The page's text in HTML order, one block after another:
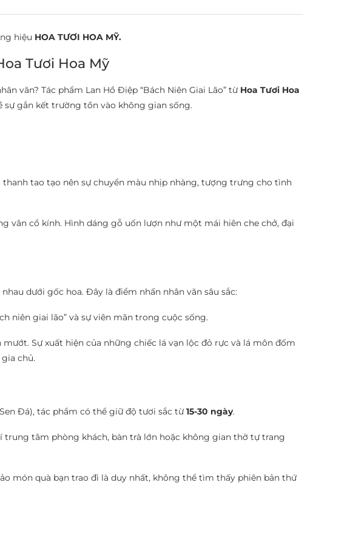
hiệu HOA TƯƠI HOA MỸ.
Tươi Hoa Mỹ
văn? Tác phẩm Lan Hồ Điệp “Bách Niên Giai Lão” từ Hoa Tươi Hoa
gắn kết trường tồn vào không gian sống.
tao tạo nên sự chuyển màu nhịp nhàng, tượng trưng cho tình
vân cổ kính. Hình dáng gỗ uốn lượn như một mái hiên che chở, đại
dưới gốc hoa. Đây là điểm nhấn nhân văn sâu sắc:
niên giai lão” và sự viên mãn trong cuộc sống.
mướt. Sự xuất hiện của những chiếc lá vạn lộc đỏ rực và lá môn đốm
chủ.
Đá), tác phẩm có thể giữ độ tươi sắc từ15-30 ngày.
tâm phòng khách, bàn trà lớn hoặc không gian thờ tự trang
món quà bạn trao đi là duy nhất, không thể tìm thấy phiên bản thứ